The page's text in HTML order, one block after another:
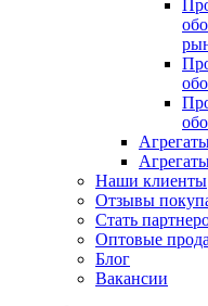
Наши клиенты
Отзывы
Стать
Оптовые
Блог
Вакансии